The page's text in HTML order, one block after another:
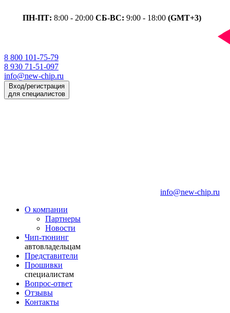
ПН-ПТ: 8:00 - 20:00 СБ-ВС: 9:00 - 18:00 (GMT+3)
8 800 101-75-79
8 930 71-51-097
info@new-chip.ru
Вход/регистрация
для специалистов
info@new-chip.ru
О компании
Партнеры
Новости
Чип-тюнинг
автовладельцам
Представители
Прошивки
специалистам
Вопрос-ответ
Отзывы
Контакты